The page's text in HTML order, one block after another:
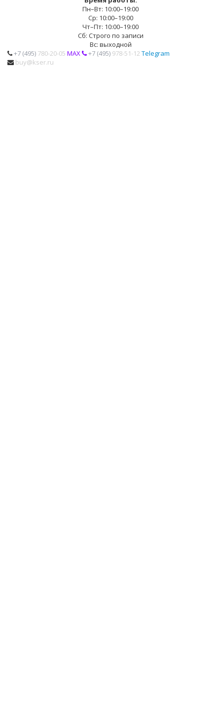
Пн–Вт: 10:00–19:00
Ср: 10:00–19:00
Чт–Пт: 10:00–19:00
Сб: Строго по записи
Вс: выходной
+7 (495) 780-20-05 MAX +7 (495) 978-51-12 Telegram
buy@kser.ru